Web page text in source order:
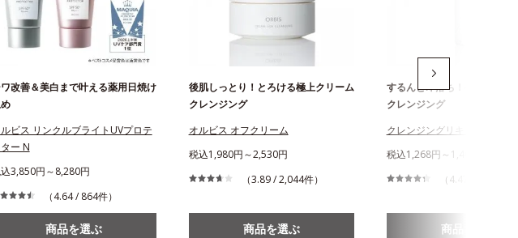
改善＆美白まで叶える薬用日焼け
ビス リンクルブライトUVプロテ
ー N
3,850円～8,280円
（4.64 / 864件）
商品を選ぶ
後肌しっとり！とろける極上クリーム
クレンジング
オルビス オフクリーム
税込1,980円～2,530円
（3.89 / 2,044件）
商品を選ぶ
するんと即落ち！ベタつきゼ
クレンジング
クレンジングリキッド
税込1,268円～1,467円
（4.47 / 1,146件
商品を選ぶ